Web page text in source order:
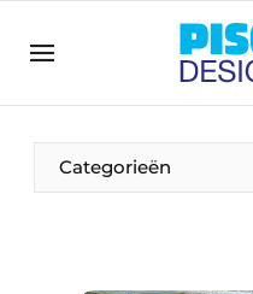
Contact direct
Emploi
Categorieën